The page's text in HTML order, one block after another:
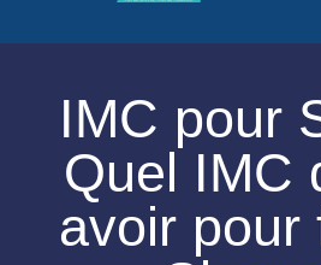
IMC pour
Quel IMC
avoir pour